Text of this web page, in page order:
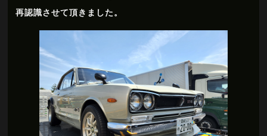
再認識させて頂きました。